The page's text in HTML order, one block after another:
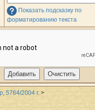
Показать подсказку по
форматированию текста
5764/2004 г. >